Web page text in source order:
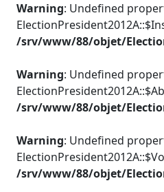
Warning: Undefined
/srv/www/88/objet/
Warning: Undefined
/srv/www/88/objet/
Warning: Undefined
/srv/www/88/objet/